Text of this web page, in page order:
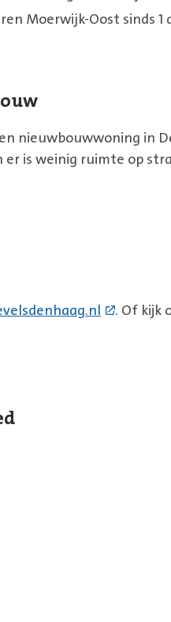
Moerwĳk-Oost sinds
nieuwbouwwoning in
is weinig ruimte op
. Of kijk